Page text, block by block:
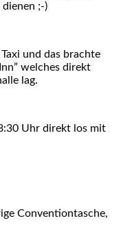
;-)
und das brachte
welches direkt
lag.
Uhr direkt los mit
Conventiontasche,